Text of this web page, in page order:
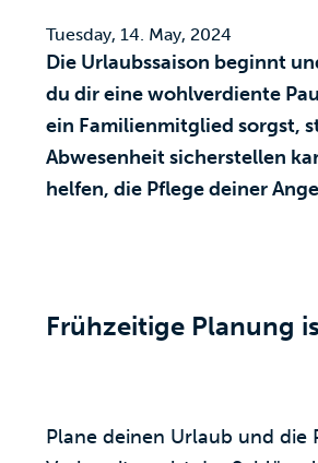
Tuesday, 14. May, 2024
Die Urlaubssaison beginnt
du dir eine wohlverdiente
ein Familienmitglied sorgst,
Abwesenheit sicherstellen
helfen, die Pflege deiner
Frühzeitige Planung
Plane deinen Urlaub und die